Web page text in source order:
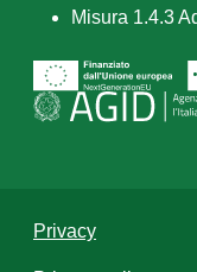
Misura 1.4.3
Privacy